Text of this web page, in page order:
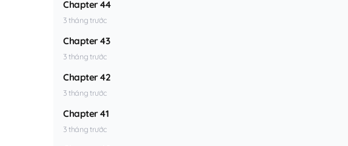
Chapter 44
3 tháng trước
Chapter 43
3 tháng trước
Chapter 42
3 tháng trước
Chapter 41
3 tháng trước